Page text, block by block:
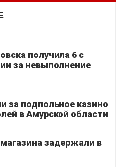
получила 6 с
за невыполнение
за подпольное казино
в Амурской области
задержали в